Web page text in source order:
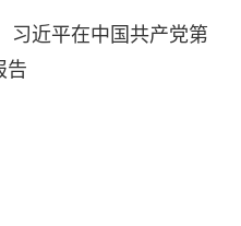
近平在中国共产党第
告